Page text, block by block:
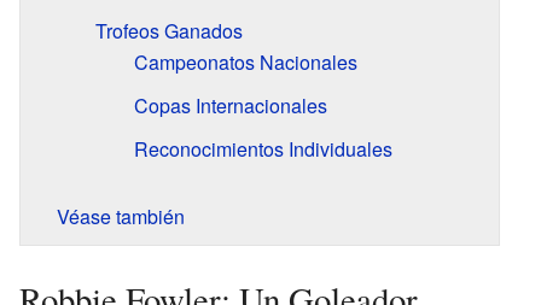
Trofeos Ganados
Campeonatos Nacionales
Copas Internacionales
Reconocimientos Individuales
Véase también